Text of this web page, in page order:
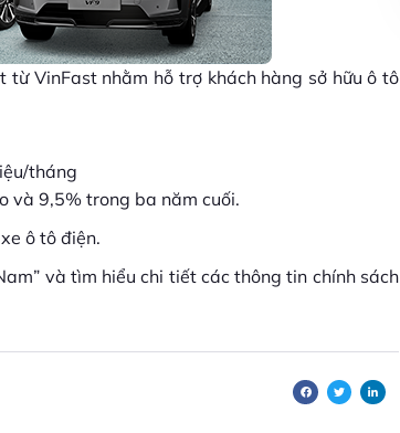
VinFast nhằm hỗ trợ khách hàng sở hữu ô tô
tháng
và 9,5% trong ba năm cuối.
ô tô điện.
và tìm hiểu chi tiết các thông tin chính sách